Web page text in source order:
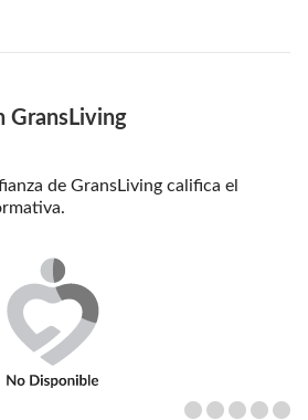
GransLiving
de GransLiving califica el